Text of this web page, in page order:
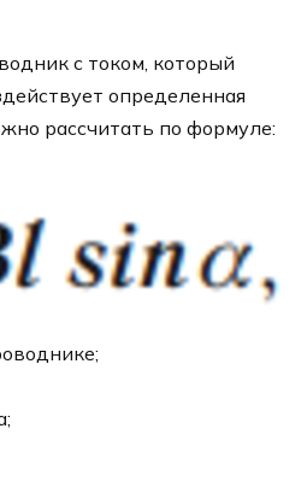
с током, который
определенная
рассчитать по формуле: